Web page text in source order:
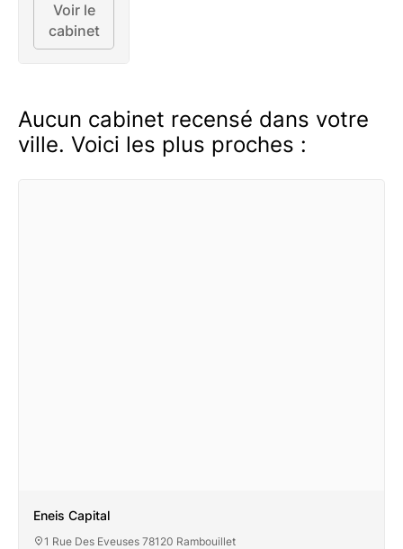
Voir le
cabinet
Aucun cabinet recensé dans votre
ville. Voici les plus proches :
Eneis Capital
1 Rue Des Eveuses 78120 Rambouillet